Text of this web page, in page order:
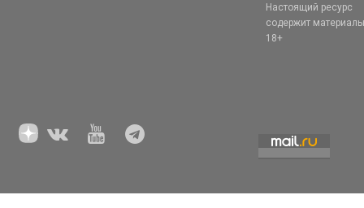
Настоящий ресурс
содержит
18+